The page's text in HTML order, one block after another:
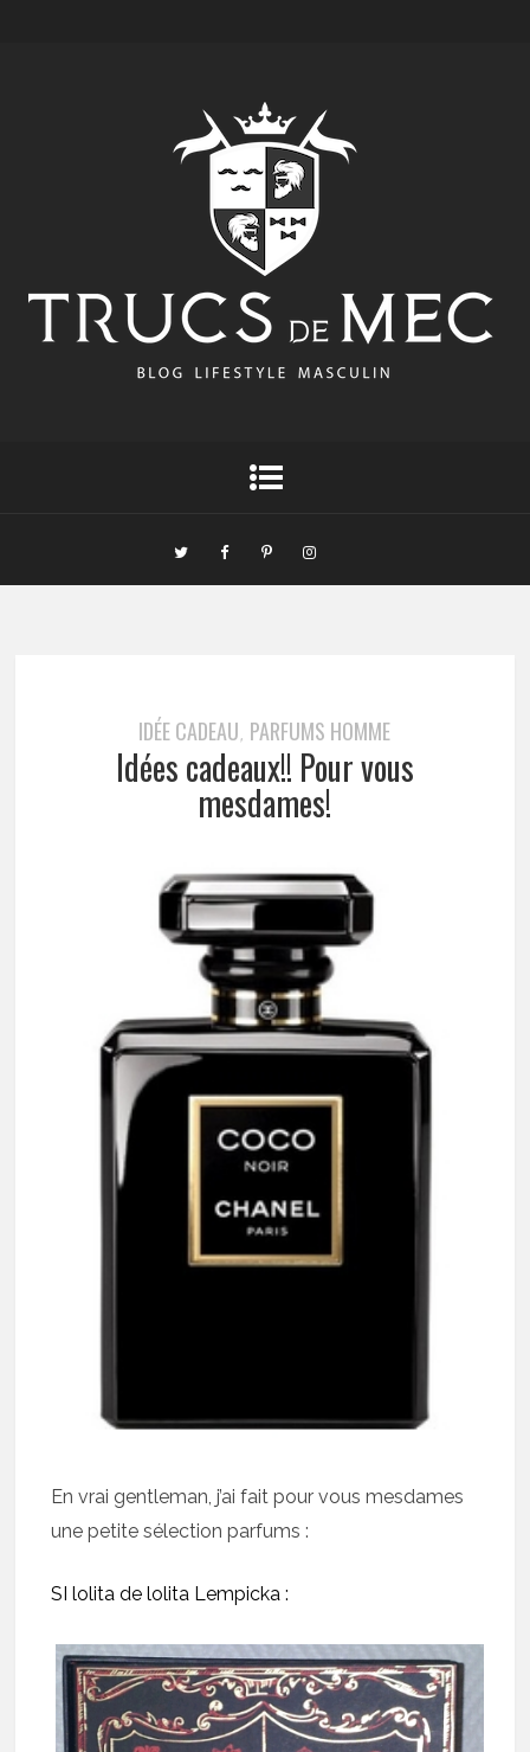
IDÉE CADEAU, PARFUMS HOMME
Idées cadeaux!! Pour vous
mesdames!
En vrai gentleman, j’ai fait pour vous mesdames
une petite sélection parfums :
SI lolita de lolita Lempicka :